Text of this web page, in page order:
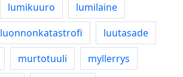
lumikuuro
lumilaine
luonnonkatastrofi
luutasade
murtotuuli
myllerrys